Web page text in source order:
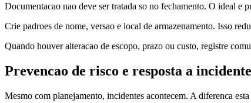
Documentacao nao deve ser tratada so no fechamento. O ideal e
Crie padroes de nome, versao e local de armazenamento. Isso
Quando houver alteracao de escopo, prazo ou custo, registre
Prevencao de risco e resposta a
Mesmo com planejamento, incidentes acontecem. A diferenca